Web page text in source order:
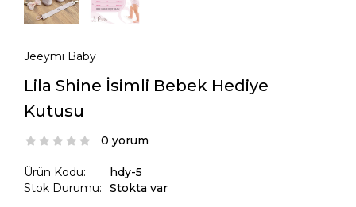
Jeeymi Baby
Lila Shine İsimli Bebek Hediye
Kutusu
0 yorum
Ürün Kodu:
Stok Durumu:
hdy-5
Stokta var